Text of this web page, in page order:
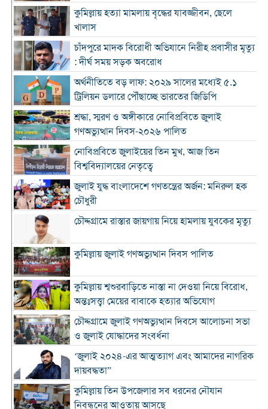
কুমিল্লায় হত্যা মামলায় বৃদ্ধের যাবজ্জীবন, ছেলে
খালাস
চাঁদপুরে মাদক বিরোধী অভিযানে নিরীহ প্রবাসীর মৃত্যু
: দীর্ঘ সময় সড়ক অবরোধ
অর্থনীতিতে বড় লাফ: ২০২৯ সালের মধ্যেই ৫.১
ট্রিলিয়ন ডলারে পৌঁছাচ্ছে ভারতের জিডিপি
শ্রদ্ধা, স্মরণ ও অঙ্গীকারে নোবিপ্রবিতে জুলাই
গণঅভ্যুত্থান দিবস-২০২৬ পালিত
নোবিপ্রবিতে জুলাইয়ের তিন মুখ, আজ তিন
বিশ্ববিদ্যালয়ের নেতৃত্বে
জুলাই যুদ্ধ বাংলাদেশে গণতন্ত্রের অর্জন: মনিরুল হক
চৌধুরী
চৌদ্দগ্রামে রাস্তার জায়গায় নিয়ে হামলায় যুবকের মৃত্যু
কুমিল্লায় জুলাই গণঅভ্যুত্থান দিবস পালিত
কুমিল্লায় শ্বশুরবাড়িতে নাস্তা না দেওয়া নিয়ে বিরোধ,
অন্তঃসত্ত্বা মেয়ের বাবাকে হত্যার অভিযোগ
চৌদ্দগ্রামে জুলাই গণঅভ্যুত্থান দিবসে আলোচনা সভা
ও জুলাই যোদ্ধাদের সংবর্ধনা
‘জুলাই ২০২৪-এর আত্মত্যাগ এবং আমাদের নাগরিক
দায়বদ্ধতা”
কুমিল্লায় তিন উপজেলার সব ধরনের নৌযান
নিবন্ধনের আওতায় আসছে